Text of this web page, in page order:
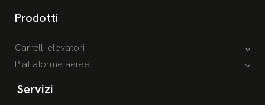
Prodotti
Carrelli elevatori
Piattaforme aeree
Servizi